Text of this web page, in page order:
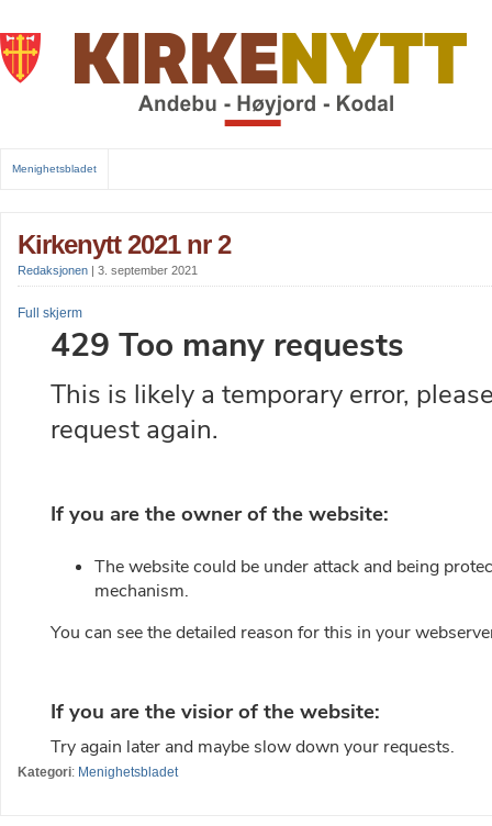
Menighetsbladet
Kirkenytt 2021 nr 2
Redaksjonen | 3. september 2021
Full skjerm
Kategori: Menighetsbladet